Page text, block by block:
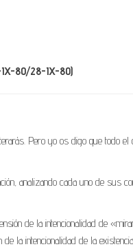
IX-80/28-IX-80)
Pero yo os digo que todo
analizando cada uno de sus
de la intencionalidad de
la intencionalidad de la